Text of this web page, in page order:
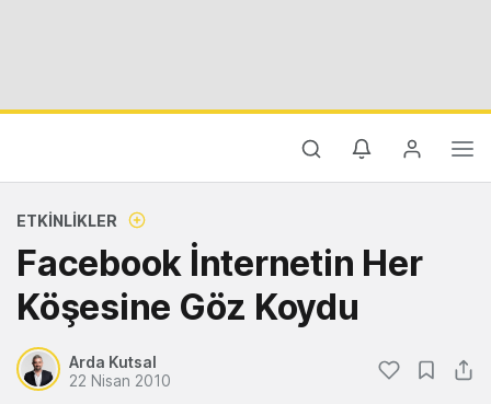
ETKINLIKLER
Facebook İnternetin Her
Köşesine Göz Koydu
Arda Kutsal
22 Nisan 2010